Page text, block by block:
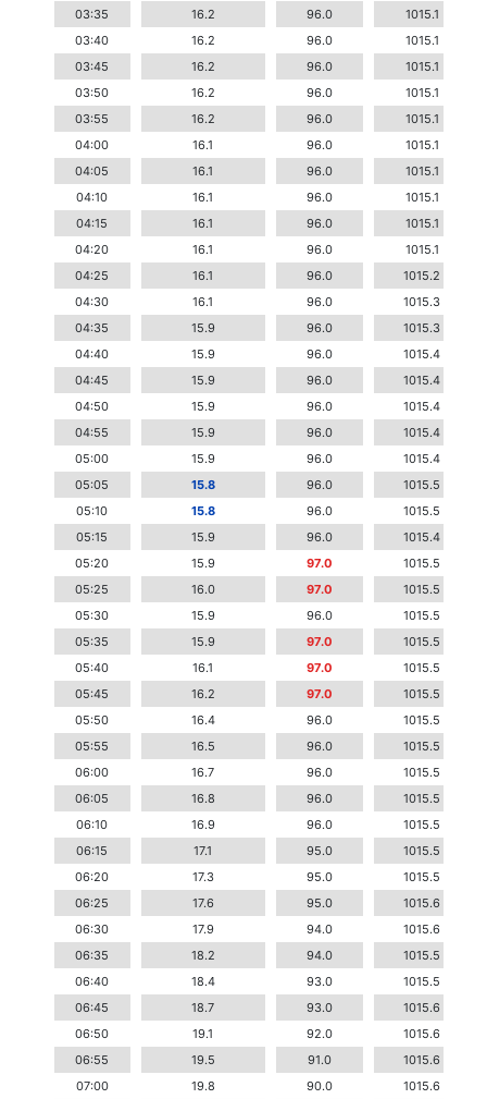
03:35
16.2 96.0
1015.1
03:40
16.2 96.0
1015.1
03:45
16.2 96.0
1015.1
03:50
16.2 96.0
1015.1
03:55
16.2 96.0
1015.1
04:00
16.1 96.0
1015.1
04:05
16.1 96.0
1015.1
04:10
16.1 96.0
1015.1
04:15
16.1 96.0
1015.1
04:20
16.1 96.0
1015.1
04:25
16.1 96.0
1015.2
04:30
16.1 96.0
1015.3
04:35
15.9 96.0
1015.3
04:40
15.9 96.0
1015.4
04:45
15.9 96.0
1015.4
04:50
15.9 96.0
1015.4
04:55
15.9 96.0
1015.4
05:00
15.9 96.0
1015.4
05:05
15.8 96.0
1015.5
05:10
15.8 96.0
1015.5
05:15
15.9 96.0
1015.4
05:20
15.9 97.0
1015.5
05:25
16.0 97.0
1015.5
05:30
15.9 96.0
1015.5
05:35
15.9 97.0
1015.5
05:40
16.1 97.0
1015.5
05:45
16.2 97.0
1015.5
05:50
16.4 96.0
1015.5
05:55
16.5 96.0
1015.5
06:00
16.7 96.0
1015.5
06:05
16.8 96.0
1015.5
06:10
16.9 96.0
1015.5
06:15
17.1 95.0
1015.5
06:20
17.3 95.0
1015.5
06:25
17.6 95.0
1015.6
06:30
17.9 94.0
1015.6
06:35
18.2 94.0
1015.5
06:40
18.4 93.0
1015.5
06:45
18.7 93.0
1015.6
06:50
19.1 92.0
1015.6
06:55
19.5 91.0
1015.6
07:00
19.8 90.0
1015.6